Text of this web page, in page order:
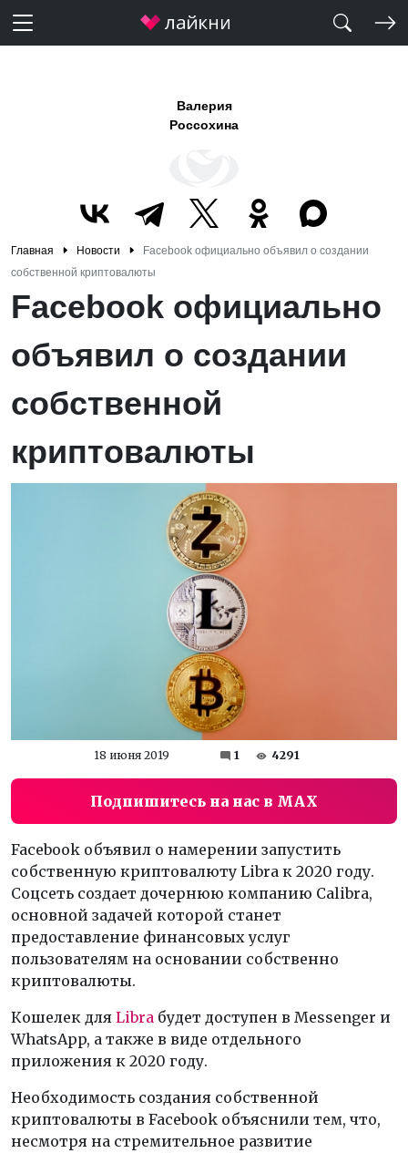
Валерия
Россохина
Главная Новости
Facebook официально объявил о создании
собственной криптовалюты
Facebook официально
объявил о создании
собственной
криптовалюты
18 июня 2019 1 4291
Подпишитесь на нас в MAX
Facebook объявил о намерении запустить
собственную криптовалюту Libra к 2020 году.
Соцсеть создает дочернюю компанию Calibra,
основной задачей которой станет
предоставление финансовых услуг
пользователям на основании собственно
криптовалюты.
Кошелек для Libra будет доступен в Messenger и
WhatsApp, а также в виде отдельного
приложения к 2020 году.
Необходимость создания собственной
криптовалюты в Facebook объяснили тем, что,
несмотря на стремительное развитие